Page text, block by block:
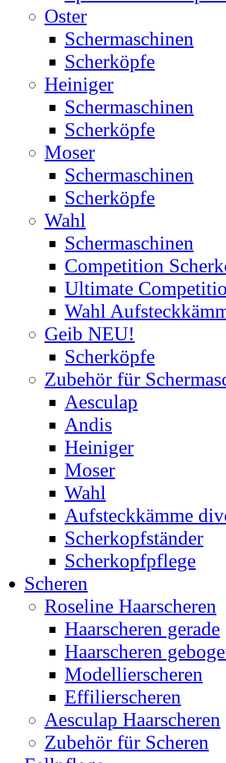
Oster
Schermaschinen
Scherköpfe
Heiniger
Schermaschinen
Scherköpfe
Moser
Schermaschinen
Scherköpfe
Wahl
Schermaschinen
Competition
Ultimate
Wahl
Geib NEU!
Scherköpfe
Zubehör für
Aesculap
Andis
Heiniger
Moser
Wahl
Aufsteckkämme
Scherkopfständer
Scherkopfpflege
Scheren
Roseline Haarscheren
Haarscheren gerade
Haarscheren
Modellierscheren
Effilierscheren
Aesculap Haarscheren
Zubehör für Scheren